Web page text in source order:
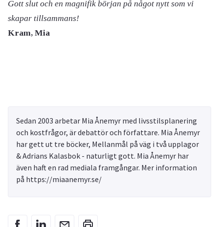
Gott slut och en magnifik början på något nytt som vi
skapar tillsammans!
Kram, Mia
Sedan 2003 arbetar Mia Ånemyr med livsstilsplanering
och kostfrågor, är debattör och författare. Mia Ånemyr
har gett ut tre böcker, Mellanmål på väg i två upplagor
& Adrians Kalasbok - naturligt gott. Mia Ånemyr har
även haft en rad mediala framgångar. Mer information
på https://miaanemyr.se/